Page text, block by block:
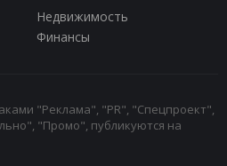
Недвижимость
Финансы
"Реклама", "PR", "Спецпроект",
"Промо", публикуются на